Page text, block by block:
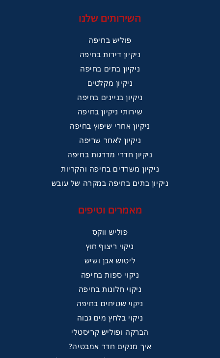
השירותים שלנו
פוליש בחיפה
ניקיון דירות בחיפה
ניקיון בתים בחיפה
ניקיון מקלטים
ניקיון בניינים בחיפה
שירותי ניקיון בחיפה
ניקיון אחרי שיפוץ בחיפה
ניקיון לאחר שריפה
ניקיון חדרי מדרגות בחיפה
ניקיון משרדים בחיפה והקריות
ניקיון בתים בחיפה במקרה של עובש
מאמרים וטיפים
פוליש ווקס
ניקוי ריצוף חוץ
ליטוש אבן ושיש
ניקוי ספות בחיפה
ניקוי חלונות בחיפה
ניקוי שטיחים בחיפה
ניקוי בלחץ מים גבוה
הברקה ופוליש קריסטלי
איך מנקים חדר אמבטיה?